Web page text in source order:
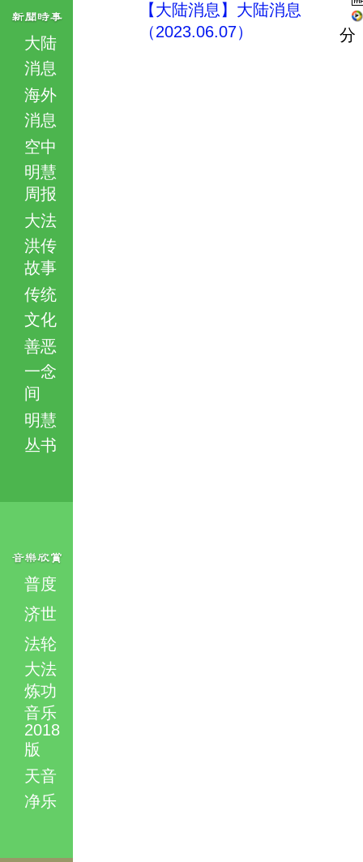
大陆
消息
海外
消息
空中
明慧
周报
大法
洪传
故事
传统
文化
善恶
一念
间
明慧
丛书
普度
济世
法轮
大法
炼功
音乐
2018
版
天音
净乐
【大陆消息】大陆消息
（2023.06.07）
分